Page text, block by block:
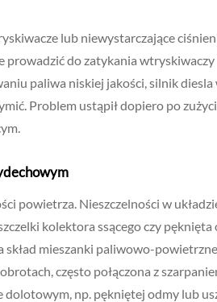
lub niewystarczające
prowadzić do zatykania
paliwa niskiej jakości, silnik diesla
Problem ustąpił dopiero po
powietrza. Nieszczelności w
kolektora ssącego czy
skład mieszanki paliwowo-
często połączona z
np. pękniętej odmy lub